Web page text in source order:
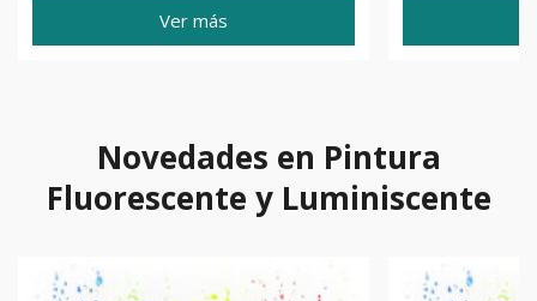
Ver más
Novedades en Pintura
Fluorescente y Luminiscente